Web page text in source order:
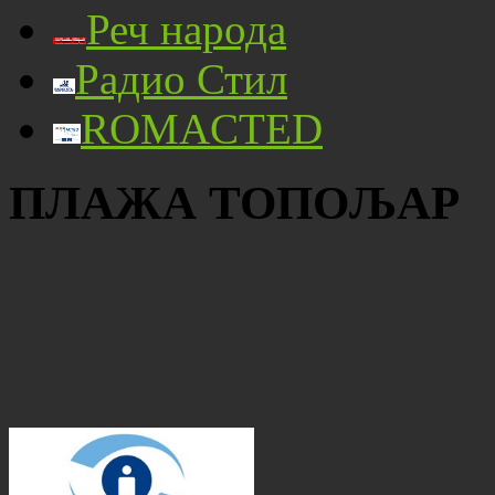
Реч народа
Радио Стил
ROMACTED
ПЛАЖА ТОПОЉАР